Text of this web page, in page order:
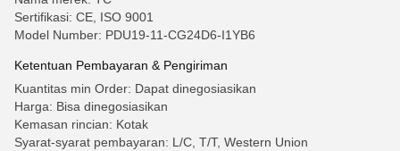
Sertifikasi: CE, ISO 9001
Model Number: PDU19-11-CG24D6-I1YB6
Ketentuan Pembayaran & Pengiriman
Kuantitas min Order: Dapat dinegosiasikan
Harga: Bisa dinegosiasikan
Kemasan rincian: Kotak
Syarat-syarat pembayaran: L/C, T/T, Western Union